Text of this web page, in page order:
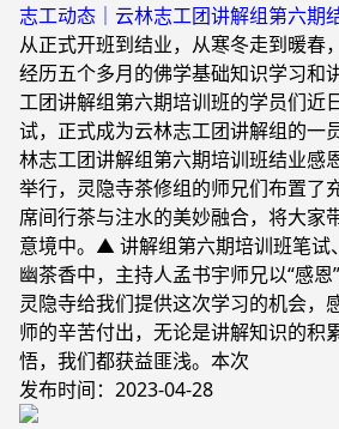
志工动态｜云林志工团讲解组第六期
从正式开班到结业，从寒冬走到暖春
经历五个多月的佛学基础知识学习和
工团讲解组第六期培训班的学员们近
试，正式成为云林志工团讲解组的一
林志工团讲解组第六期培训班结业感
举行，灵隐寺茶修组的师兄们布置了
席间行茶与注水的美妙融合，将大家
意境中。▲ 讲解组第六期培训班笔试
幽茶香中，主持人孟书宇师兄以“感
灵隐寺给我们提供这次学习的机会，
师的辛苦付出，无论是讲解知识的积
悟，我们都获益匪浅。本次
发布时间：2023-04-28